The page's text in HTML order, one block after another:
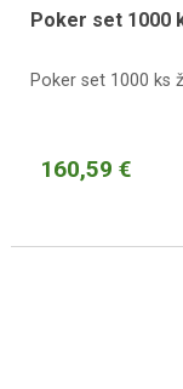
Poker set 1000
Poker set 1000 ks
160,59 €